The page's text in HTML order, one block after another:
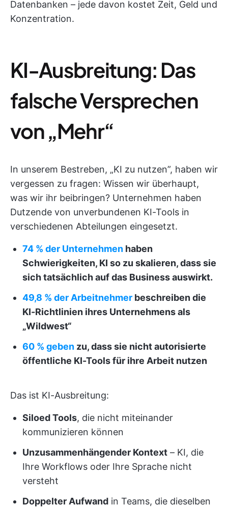
Datenbanken – jede davon kostet Zeit, Geld und
Konzentration.
KI-Ausbreitung: Das
falsche Versprechen
von „Mehr“
In unserem Bestreben, „KI zu nutzen”, haben wir
vergessen zu fragen: Wissen wir überhaupt,
was wir ihr beibringen? Unternehmen haben
Dutzende von unverbundenen KI-Tools in
verschiedenen Abteilungen eingesetzt.
74 % der Unternehmen haben
Schwierigkeiten, KI so zu skalieren, dass sie
sich tatsächlich auf das Business auswirkt.
49,8 % der Arbeitnehmer beschreiben die
KI-Richtlinien ihres Unternehmens als
„Wildwest“
60 % geben zu, dass sie nicht autorisierte
öffentliche KI-Tools für ihre Arbeit nutzen
Das ist KI-Ausbreitung:
Siloed Tools, die nicht miteinander
kommunizieren können
Unzusammenhängender Kontext – KI, die
Ihre Workflows oder Ihre Sprache nicht
versteht
Doppelter Aufwand in Teams, die dieselben